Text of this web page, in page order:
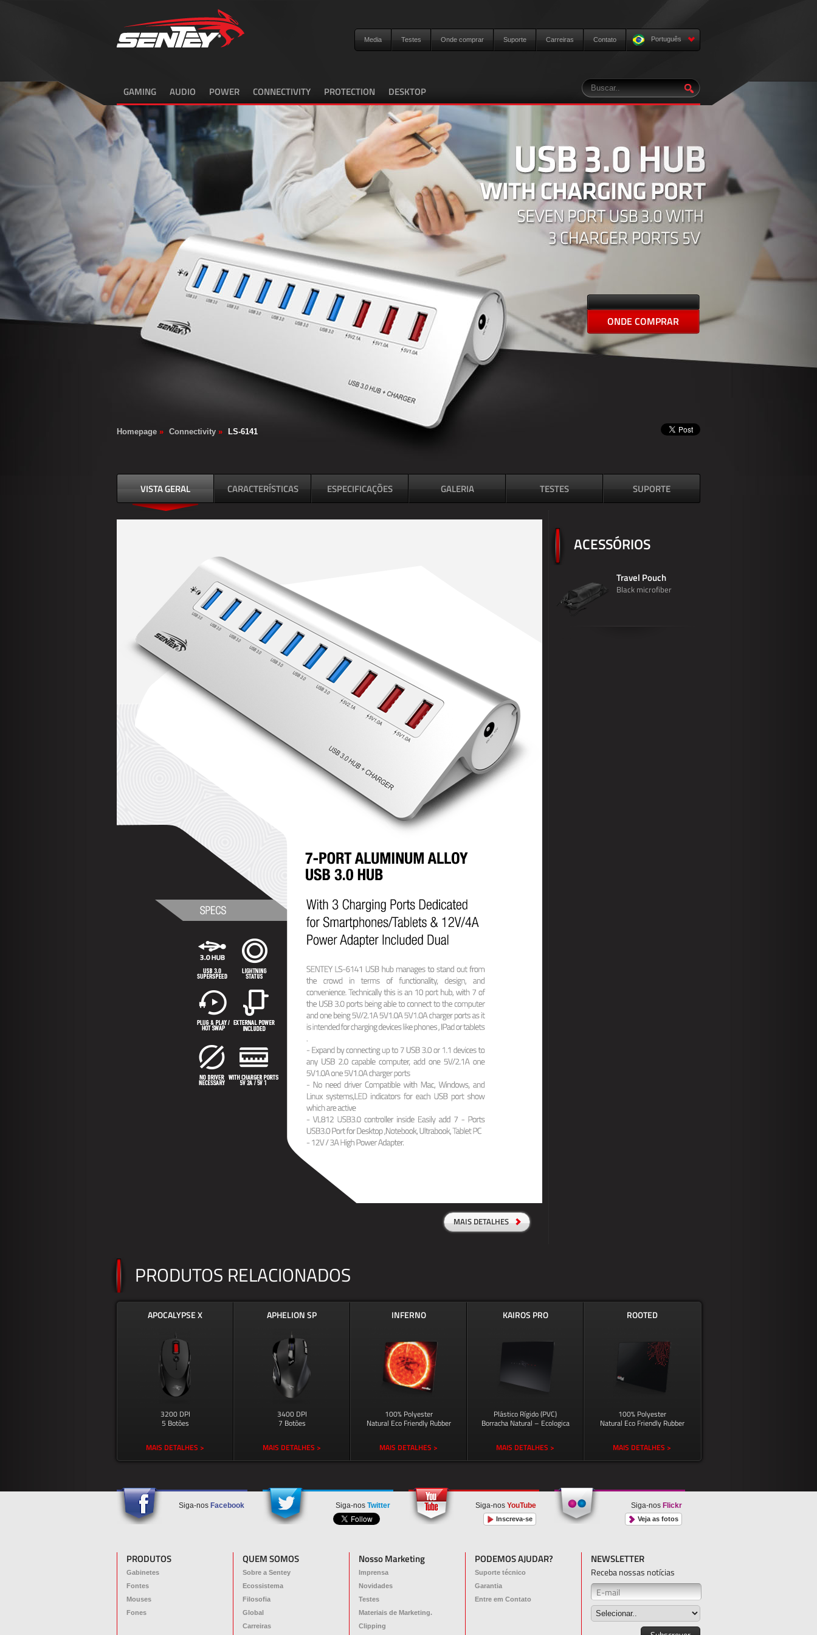
Media Testes Onde comprar Suporte Carreiras Contato Português
GAMING AUDIO POWER CONNECTIVITY PROTECTION DESKTOP
ONDE COMPRAR
Homepage » Connectivity » LS-6141
VISTA GERAL CARACTERÍSTICAS ESPECIFICAÇÕES GALERIA TESTES SUPORTE
MAIS DETALHES
ACESSÓRIOS
Travel Pouch
Black microfiber
PRODUTOS RELACIONADOS
APOCALYPSE X
3200 DPI
5 Botões
MAIS DETALHES >
APHELION SP
3400 DPI
7 Botões
MAIS DETALHES >
INFERNO
100% Polyester
Natural Eco Friendly Rubber
MAIS DETALHES >
KAIROS PRO
Plástico Rígido (PVC)
Borracha Natural – Ecologica
MAIS DETALHES >
ROOTED
100% Polyester
Natural Eco Friendly Rubber
MAIS DETALHES >
Siga-nos Facebook Siga-nos Twitter Siga-nos YouTube
Inscreva-se
Siga-nos Flickr
Veja as fotos
PRODUTOS
Gabinetes
Fontes
Mouses
Fones
QUEM SOMOS
Sobre a Sentey
Ecossistema
Filosofia
Global
Carreiras
Nosso Marketing
Imprensa
Novidades
Testes
Materiais de Marketing.
Clipping
PODEMOS AJUDAR?
Suporte técnico
Garantia
Entre em Contato
NEWSLETTER
Receba nossas notícias